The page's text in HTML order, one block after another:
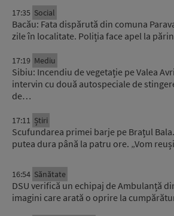
17:35 Social
Bacău: Fata dispărută din comuna
zile în localitate. Poliția face apel la
17:19 Mediu
Sibiu: Incendiu de vegetație pe Valea
intervin cu două autospeciale de
de…
17:11 Știri
Scufundarea primei barje pe Brațul
putea dura până la patru ore. „Vom
16:54 Sănătate
DSU verifică un echipaj de Ambulanță
imagini care arată o oprire la